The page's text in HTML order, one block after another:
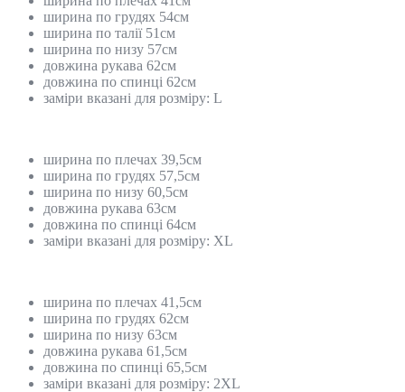
ширина по грудях 54см
ширина по талії 51см
ширина по низу 57см
довжина рукава 62см
довжина по спинці 62см
заміри вказані для розміру: L
ширина по плечах 39,5см
ширина по грудях 57,5см
ширина по низу 60,5см
довжина рукава 63см
довжина по спинці 64см
заміри вказані для розміру: XL
ширина по плечах 41,5см
ширина по грудях 62см
ширина по низу 63см
довжина рукава 61,5см
довжина по спинці 65,5см
заміри вказані для розміру: 2XL